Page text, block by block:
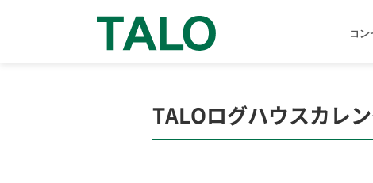
コン
TALOログハウスカレ